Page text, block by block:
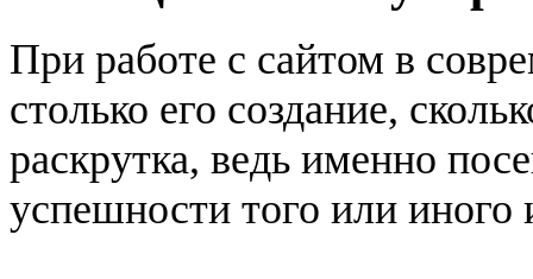
При работе с сайтом в
столько его создание,
раскрутка, ведь именно
успешности того или иного